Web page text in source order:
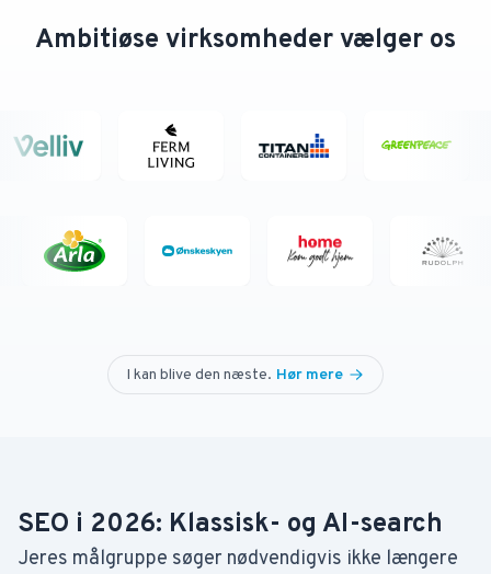
Ambitiøse virksomheder vælger os
I kan blive den næste. Hør mere
SEO i 2026: Klassisk- og AI-search
Jeres målgruppe søger nødvendigvis ikke længere